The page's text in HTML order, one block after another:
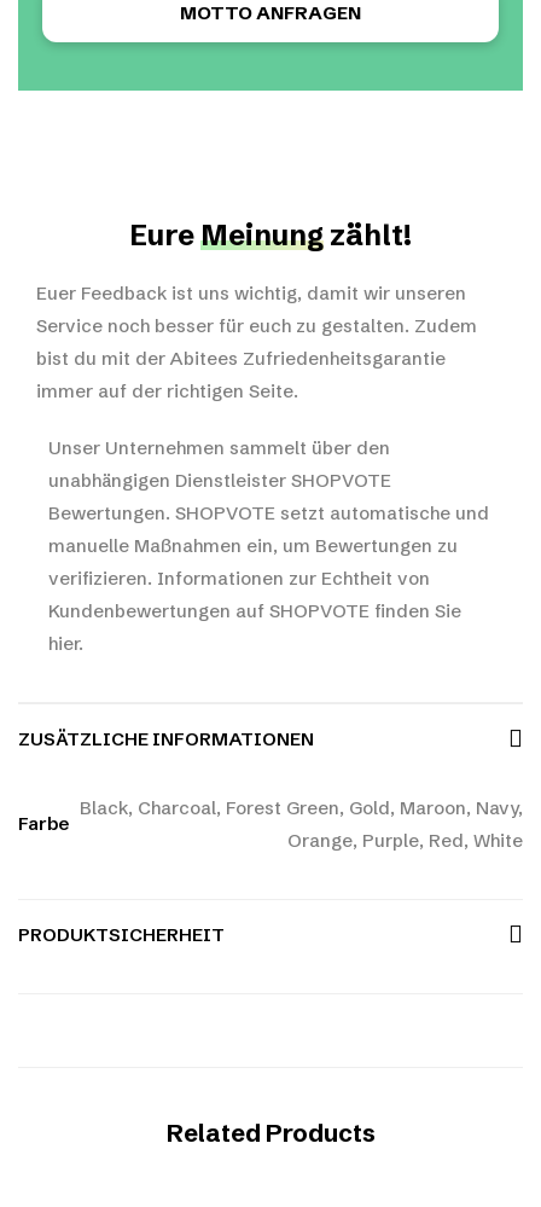
MOTTO ANFRAGEN
EureMeinung zählt!
Euer Feedback ist uns wichtig, damit wir unseren
Service noch besser für euch zu gestalten. Zudem
bist du mit der Abitees Zufriedenheitsgarantie
immer auf der richtigen Seite.
Unser Unternehmen sammelt über den
unabhängigen Dienstleister SHOPVOTE
Bewertungen. SHOPVOTE setzt automatische und
manuelle Maßnahmen ein, um Bewertungen zu
verifizieren. Informationen zur Echtheit von
Kundenbewertungen auf SHOPVOTE finden Sie
hier.
ZUSÄTZLICHE INFORMATIONEN
Farbe
Black, Charcoal, Forest Green, Gold, Maroon, Navy,
Orange, Purple, Red, White
PRODUKTSICHERHEIT
Related Products